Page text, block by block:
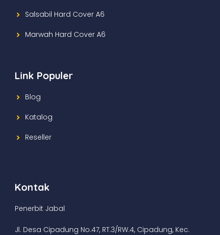
Salsabil Hard Cover A6
Marwah Hard Cover A6
Link Populer
Blog
Katalog
Reseller
Kontak
Penerbit Jabal
Jl. Desa Cipadung No.47, RT.3/RW.4, Cipadung, Kec.